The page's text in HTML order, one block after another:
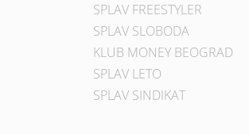
SPLAV FREESTYLER
SPLAV SLOBODA
KLUB MONEY BEOGRAD
SPLAV LETO
SPLAV SINDIKAT